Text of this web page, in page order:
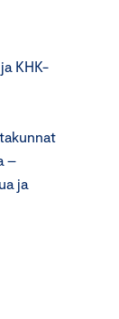
KHK-
–
ja